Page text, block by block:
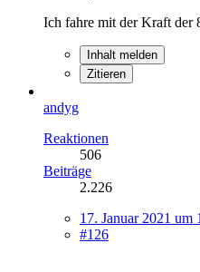
Ich fahre mit der Kraft der
Inhalt melden
Zitieren
andyg
Reaktionen
506
Beiträge
2.226
17. Januar 2021 um
#126